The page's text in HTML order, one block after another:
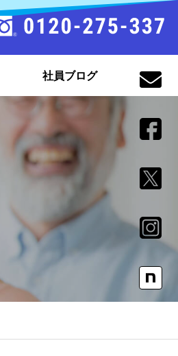
社員ブログ